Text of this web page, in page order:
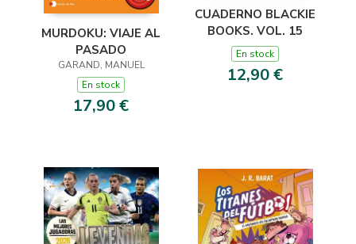
MURDOKU: VIAJE AL
PASADO
GARAND, MANUEL
En stock
17,90 €
CUADERNO BLACKIE
BOOKS. VOL. 15
En stock
12,90 €